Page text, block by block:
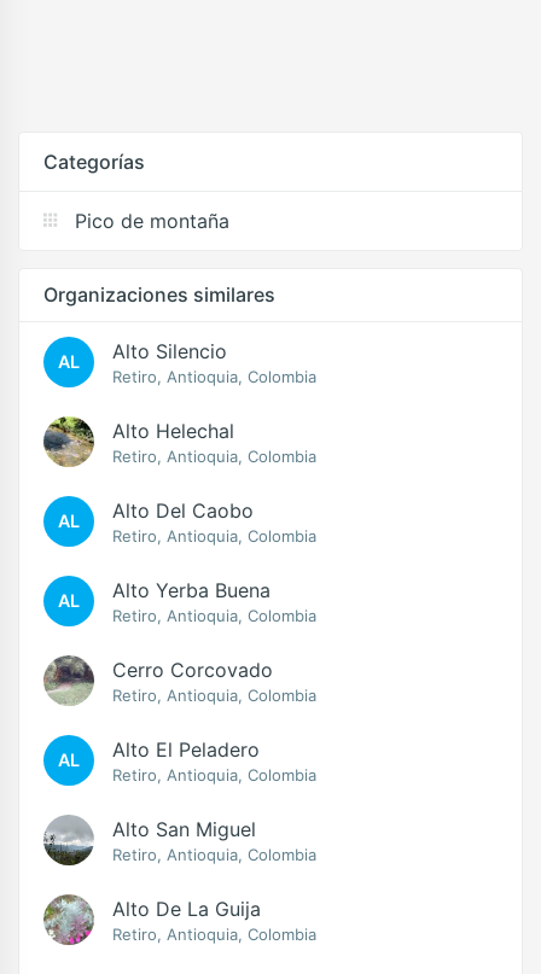
Categorías
Pico de montaña
Organizaciones similares
AL Alto Silencio
Retiro, Antioquia, Colombia
Alto Helechal
Retiro, Antioquia, Colombia
AL Alto Del Caobo
Retiro, Antioquia, Colombia
AL Alto Yerba Buena
Retiro, Antioquia, Colombia
Cerro Corcovado
Retiro, Antioquia, Colombia
AL Alto El Peladero
Retiro, Antioquia, Colombia
Alto San Miguel
Retiro, Antioquia, Colombia
Alto De La Guija
Retiro, Antioquia, Colombia